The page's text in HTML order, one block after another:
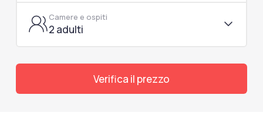
Camere e ospiti
2 adulti
Verifica il prezzo